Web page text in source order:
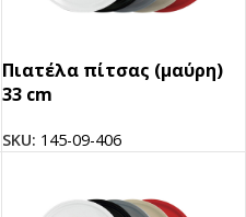
Πιατέλα πίτσας (μαύρη)
33 cm
SKU: 145-09-406